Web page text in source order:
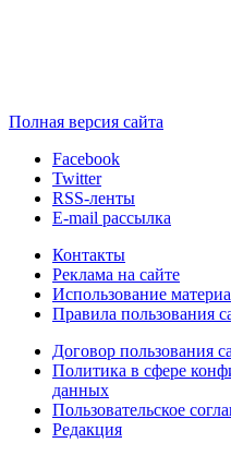
Полная версия сайта
Facebook
Twitter
RSS-ленты
E-mail рассылка
Контакты
Реклама на сайте
Использование
Правила пользования
Договор пользования
Политика в сфере
данных
Пользовательское
Редакция